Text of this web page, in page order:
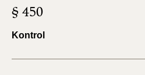
§ 450
Kontrol